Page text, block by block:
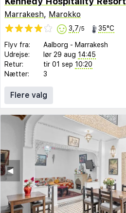
Marrakesh, Marokko
3,7/5 35°C
Flyv fra: Aalborg - Marrakesh
Udrejse:
lør 29 aug 14:45
Retur:
tir 01 sep 10:20
Nætter:
3
Flere valg
◀︎